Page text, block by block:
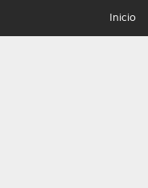
Inicio